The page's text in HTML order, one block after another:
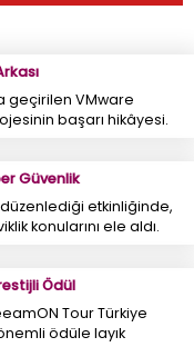
geçirilen VMware
başarı hikâyesi.
Güvenlik
etkinliğinde,
konularını ele aldı.
Ödül
Tour Türkiye
ödüle layık